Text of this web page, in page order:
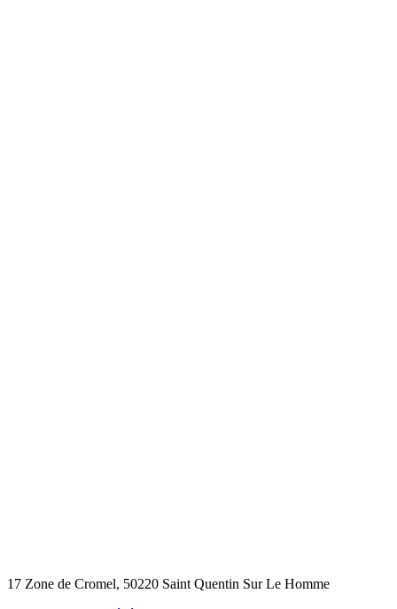
17 Zone de Cromel, 50220 Saint Quentin Sur Le Homme